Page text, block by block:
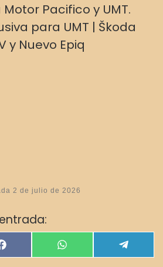
Pacifico y UMT.
para UMT | Škoda
y Nuevo Epiq
2 de julio de 2026
Compartir en
F
a
Compartir en
W
h e